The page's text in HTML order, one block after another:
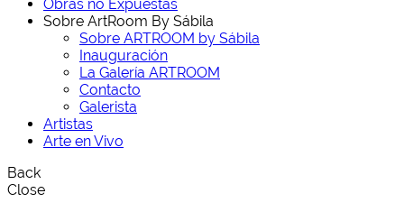
Obras no Expuestas
Sobre ArtRoom By Sábila
Sobre ARTROOM by Sábila
Inauguración
La Galería ARTROOM
Contacto
Galerista
Artistas
Arte en Vivo
Back
Close